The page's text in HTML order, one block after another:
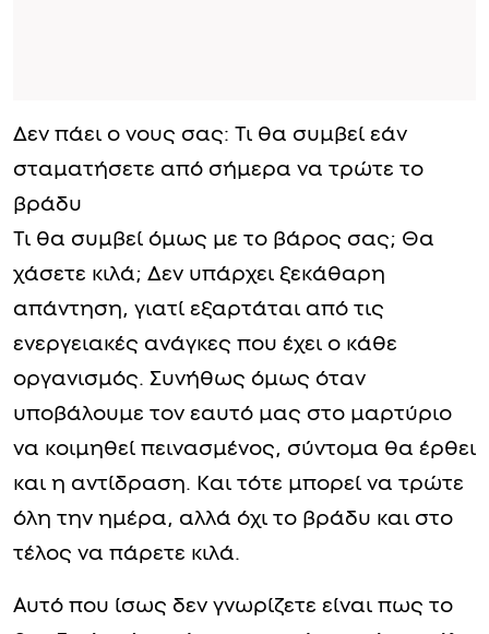
Δεν πάει ο νους σας: Τι θα συμβεί εάν
σταματήσετε από σήμερα να τρώτε το
βράδυ
Τι θα συμβεί όμως με το βάρος σας; Θα
χάσετε κιλά; Δεν υπάρχει ξεκάθαρη
απάντηση, γιατί εξαρτάται από τις
ενεργειακές ανάγκες που έχει ο κάθε
οργανισμός. Συνήθως όμως όταν
υποβάλουμε τον εαυτό μας στο μαρτύριο
να κοιμηθεί πεινασμένος, σύντομα θα έρθει
και η αντίδραση. Και τότε μπορεί να τρώτε
όλη την ημέρα, αλλά όχι το βράδυ και στο
τέλος να πάρετε κιλά.
Αυτό που ίσως δεν γνωρίζετε είναι πως το